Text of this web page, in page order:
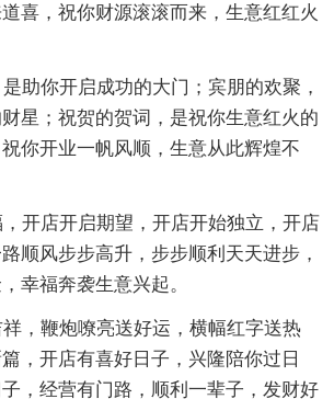
喜，祝你财源滚滚而来，生意红红火
助你开启成功的大门；宾朋的欢聚，
星；祝贺的贺词，是祝你生意红火的
你开业一帆风顺，生意从此辉煌不
开店开启期望，开店开始独立，开店
顺风步步高升，步步顺利天天进步，
幸福奔袭生意兴起。
，鞭炮嘹亮送好运，横幅红字送热
，开店有喜好日子，兴隆陪你过日
，经营有门路，顺利一辈子，发财好